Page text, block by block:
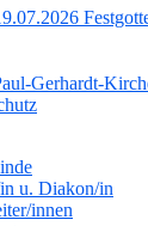
Gerhardt-
u. Diakon/in
innen